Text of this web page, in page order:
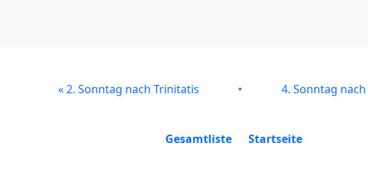
«2. Sonntag nach Trinitatis • 4. Sonntag
Gesamtliste Startseite